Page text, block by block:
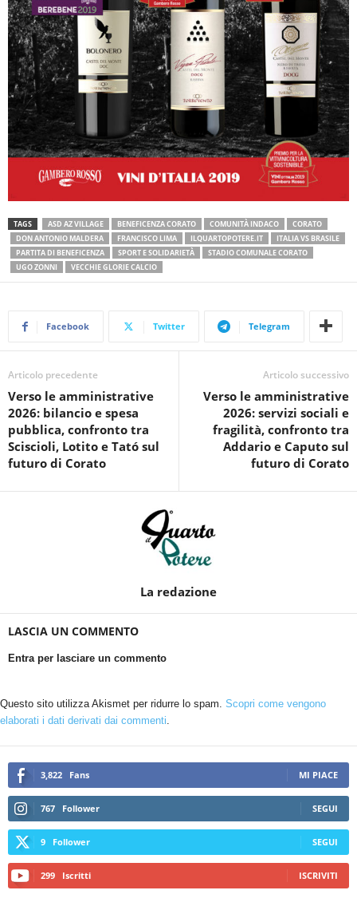
TAGS ASD AZ VILLAGE BENEFICENZA CORATO COMUNITÀ INDACO
CORATO
DON ANTONIO MALDERA
FRANCISCO LIMA ILQUARTOPOTERE.IT
ITALIA VS BRASILE
PARTITA DI BENEFICENZA
SPORT E SOLIDARIETÀ
STADIO COMUNALE CORATO
UGO ZONNI
VECCHIE GLORIE CALCIO
Facebook Twitter Telegram
Articolo precedente
Verso le amministrative
2026: bilancio e spesa
pubblica, confronto tra
Sciscioli, Lotito e Tató sul
futuro di Corato
Articolo successivo
Verso le amministrative
2026: servizi sociali e
fragilità, confronto tra
Addario e Caputo sul
futuro di Corato
La redazione
LASCIA UN COMMENTO
Entra per lasciare un commento
Questo sito utilizza Akismet per ridurre lo spam. Scopri come vengono
elaborati i dati derivati dai commenti
3,822 Fans MI PIACE
767 Follower SEGUI
9 Follower SEGUI
299 Iscritti ISCRIVITI